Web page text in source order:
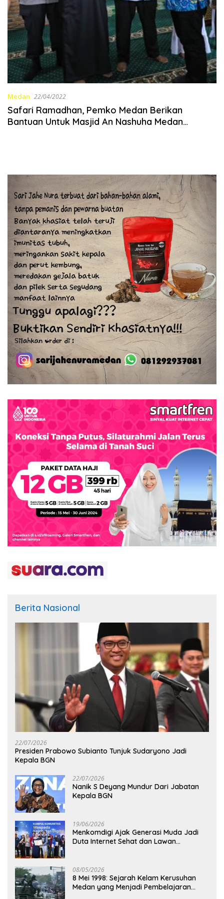
Medan 22/04/2022
Safari Ramadhan, Pemko Medan Berikan
Bantuan Untuk Masjid An Nashuha Medan
Berita Nasional
22/07/2026
Presiden Prabowo Subianto Tunjuk Sudaryono Jadi
Kepala BGN
22/07/2026
Nanik S Deyang Mundur Dari Jabatan
Kepala BGN
19/06/2026
Menkomdigi Ajak Generasi Muda Jadi
Duta Internet Sehat dan Lawan
08/05/2026
8 Mei 1998: Sejarah Kelam Kerusuhan
Medan yang Menjadi Pembelajaran